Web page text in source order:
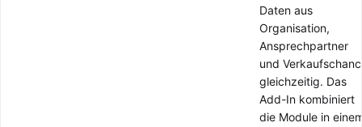
Daten aus
Organisation,
Ansprechpartner
und
gleichzeitig. Das
Add-In kombiniert
die Module in